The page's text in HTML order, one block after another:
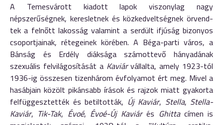
A Te­mesvárott kiadott lapok viszonylag nagy
népszerűségnek, keresletnek és közkedveltségnek örvend­
tek a felnőtt lakosság valamint a serdült ifjúság bizonyos
csoportja­i­nak, rétegeinek körében. A Béga-parti város, a
Bánság és Erdély diáksága számottevő hányadának
szexuális felvilágosítását a Kaviárvállalta, amely 1923-tól
1936-ig összesen tizenhárom évfolyamot ért meg. Mivel a
hasábjain közölt pikánsabb írások és rajzok miatt gyakorta
felfüggesztették és betiltották, Új Kaviár, Stella, Stel­la-
Ka­viár, Tik-Tak, Évoé, Évoé-Új Kaviárés Ghittacímen is